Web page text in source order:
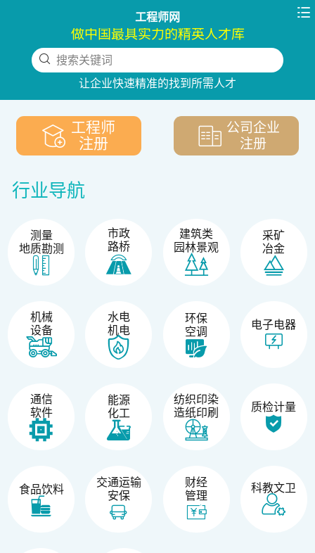
工程师网 
做中国最具实力的精英人才库
搜索关键词
让企业快速精准的找到所需人才
下拉刷新
工程师
注册
公司企业
注册
行业导航
测量
地质勘测
市政
路桥
建筑类
园林景观
采矿
冶金
机械
设备
水电
机电
环保
空调
电子电器
通信
软件
能源
化工
纺织印染
造纸印刷
质检计量
食品饮料
交通运输
安保
财经
管理
科教文卫